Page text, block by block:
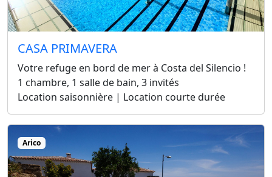
CASA PRIMAVERA
Votre refuge en bord de mer à Costa del Silencio !
1 chambre, 1 salle de bain, 3 invités
Location saisonnière | Location courte durée
Arico